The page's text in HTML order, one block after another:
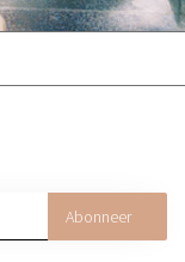
Abonneer